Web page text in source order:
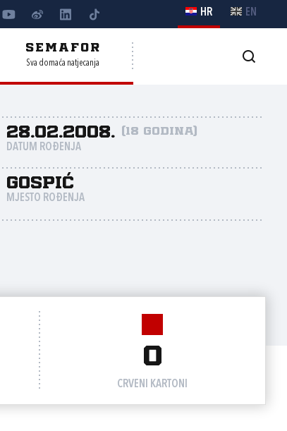
HR EN
SEMAFOR
Sva domaća natjecanja
28.02.2008. (18 godina)
DATUM ROĐENJA
Gospić
MJESTO ROĐENJA
0
CRVENI KARTONI